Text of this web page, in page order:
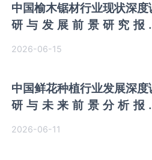
中国榆木锯材行业现状深度
研与发展前景研究报
2026-06-15
中国鲜花种植行业发展深度
研与未来前景分析报
2026-06-11